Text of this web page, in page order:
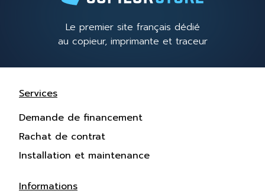
Le premier site français dédié
au copieur, imprimante et traceur
Services
Demande de financement
Rachat de contrat
Installation et maintenance
Informations